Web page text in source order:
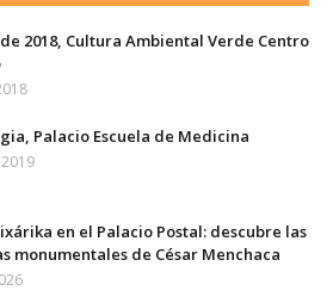
2018, Cultura Ambiental Verde Centro
Palacio Escuela de Medicina
en el Palacio Postal: descubre las
monumentales de César Menchaca